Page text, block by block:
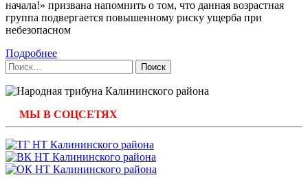
начала!» призвана напомнить о том, что данная возрастная
группа подвергается повышенному риску ущерба при
небезопасном
Подробнее
Найти:
МЫ В СОЦСЕТЯХ